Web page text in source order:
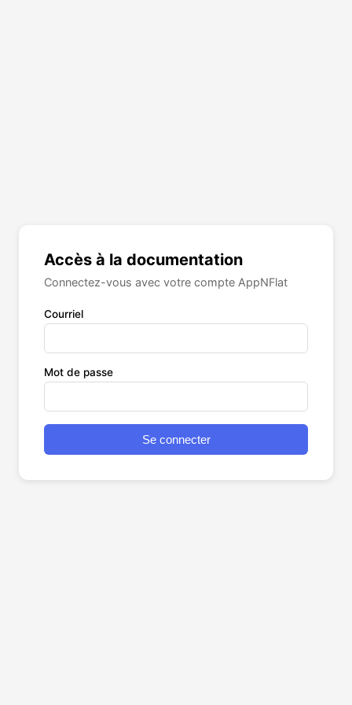
Accès à la documentation
Connectez-vous avec votre compte AppNFlat
Courriel
Mot de passe
Se connecter